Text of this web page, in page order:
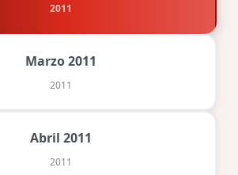
2011
Marzo 2011
2011
Abril 2011
2011